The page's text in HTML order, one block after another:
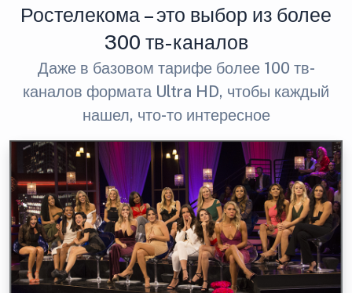
Ростелекома – это выбор из более
300 тв-каналов
Даже в базовом тарифе более 100 тв-
каналов формата Ultra HD, чтобы каждый
нашел, что-то интересное